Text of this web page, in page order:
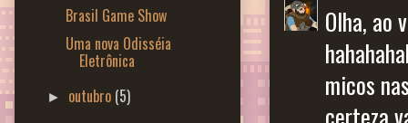
Olha, ao
micos
certeza
Brasil Game Show
Uma nova Odisséia
Eletrônica
► outubro (5)